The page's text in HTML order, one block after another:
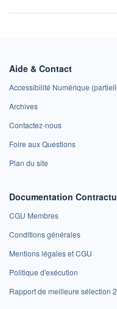
Aide & Contact
Accessibilité Numérique
Archives
Contactez-nous
Foire aux Questions
Plan du site
Documentation
CGU Membres
Conditions générales
Mentions légales et CGU
Politique d'exécution
Rapport de meilleure sélection